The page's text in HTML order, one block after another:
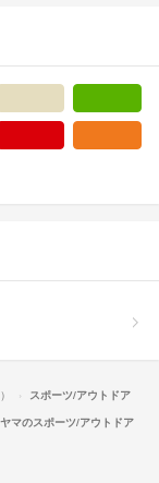
スポーツ/アウトドア
マのスポーツ/アウトドア